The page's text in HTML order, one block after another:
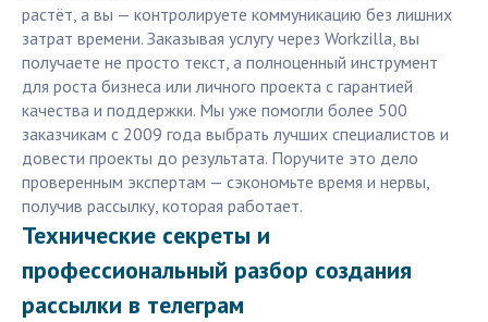
растёт, а вы — контролируете коммуникацию без лишних
затрат времени. Заказывая услугу через Workzilla, вы
получаете не просто текст, а полноценный инструмент
для роста бизнеса или личного проекта с гарантией
качества и поддержки. Мы уже помогли более 500
заказчикам с 2009 года выбрать лучших специалистов и
довести проекты до результата. Поручите это дело
проверенным экспертам — сэкономьте время и нервы,
получив рассылку, которая работает.
Технические секреты и
профессиональный разбор создания
рассылки в телеграм